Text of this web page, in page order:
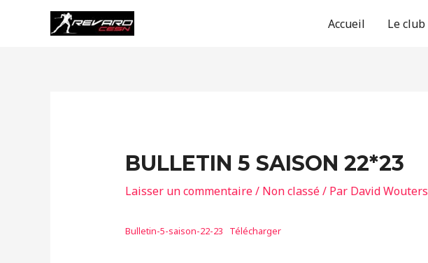
Accueil Le club
BULLETIN 5 SAISON 22*23
Laisser un commentaire/ Non classé/ Par David Wouters
Bulletin-5-saison-22-23 Télécharger